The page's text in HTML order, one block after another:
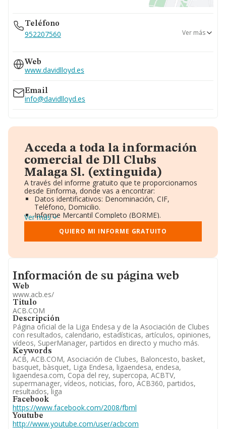
Teléfono
952207560
952207253
Ver más
Web
www.davidlloyd.es
Email
info@davidlloyd.es
Acceda a toda la información
comercial de Dll Clubs
Malaga Sl. (extinguida)
A través del informe gratuito que te proporcionamos
desde Einforma, donde vas a encontrar:
Datos identificativos: Denominación, CIF,
Teléfono, Domicilio.
Informe Mercantil Completo (BORME).
Gráficos de Evolución Ventas y Empleados.
Consejo de Administración y Administradores.
Directivos y Ejecutivos.
Información oficial y registral complementaria.
Ver más
QUIERO MI INFORME GRATUITO
Informacion de su página web
Información de su página web
Web
www.acb.es/
Titulo
ACB.COM
Descripción
Página oficial de la Liga Endesa y de la Asociación de Clubes
con resultados, calendario, estadísticas, artículos, opiniones,
vídeos, SuperManager, partidos en directo y mucho más.
Keywords
ACB, ACB.COM, Asociación de Clubes, Baloncesto, basket,
basquet, bàsquet, Liga Endesa, ligaendesa, endesa,
ligaendesa.com, Copa del rey, supercopa, ACBTV,
supermanager, vídeos, noticias, foro, ACB360, partidos,
resultados, liga
Facebook
https://www.facebook.com/2008/fbml
Youtube
http://www.youtube.com/user/acbcom